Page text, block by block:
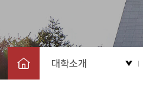
대학소개